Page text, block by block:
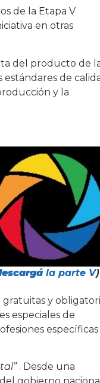
de la Etapa V
en otras
del producto de
de
y la
la parte V)
gratuitas y
especiales de
específicas
. Desde una